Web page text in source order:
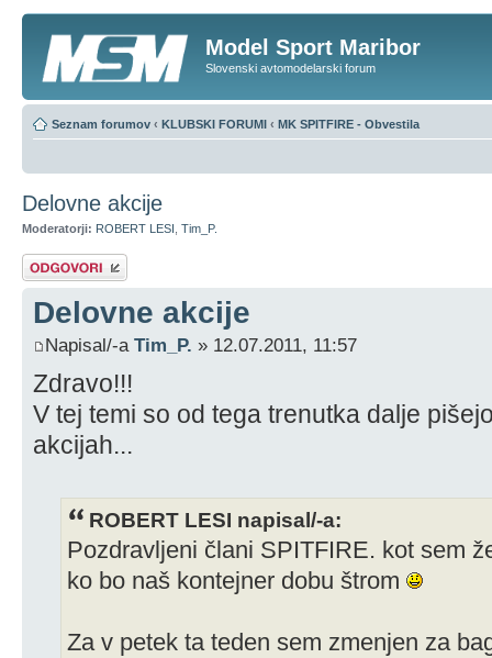
Model Sport Maribor
Slovenski avtomodelarski forum
Seznam forumov ‹ KLUBSKI FORUMI ‹ MK SPITFIRE - Obvestila
Delovne akcije
Moderatorji: ROBERT LESI Tim_P.
Napiši odgovor
Delovne akcije
Napisal/-a Tim_P. » 12.07.2011, 11:57
Zdravo!!!
V tej temi so od tega trenutka dalje
akcijah...
ROBERT LESI napisal/-a:
Pozdravljeni člani SPITFIRE. kot sem
ko bo naš kontejner dobu štrom
Za v petek ta teden sem zmenjen za